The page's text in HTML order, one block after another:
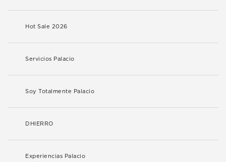
Hot Sale 2026
Servicios Palacio
Soy Totalmente Palacio
DHIERRO
Experiencias Palacio